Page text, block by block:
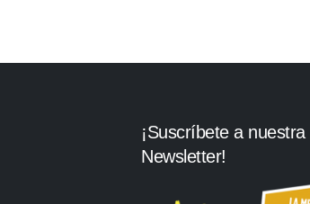
¡Suscríbete a nuestra
Newsletter!